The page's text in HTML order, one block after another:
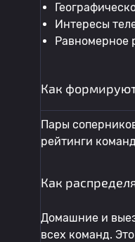
Интересы
Равномерное
Как
Пары
рейтинги
Как
Домашние и
всех команд.